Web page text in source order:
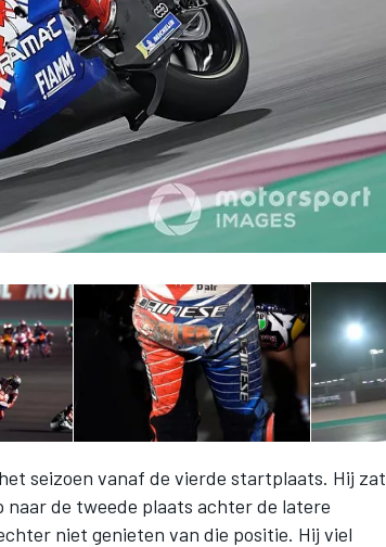
seizoen vanaf de vierde startplaats. Hij zat
naar de tweede plaats achterde latere
niet genieten van die positie. Hij viel